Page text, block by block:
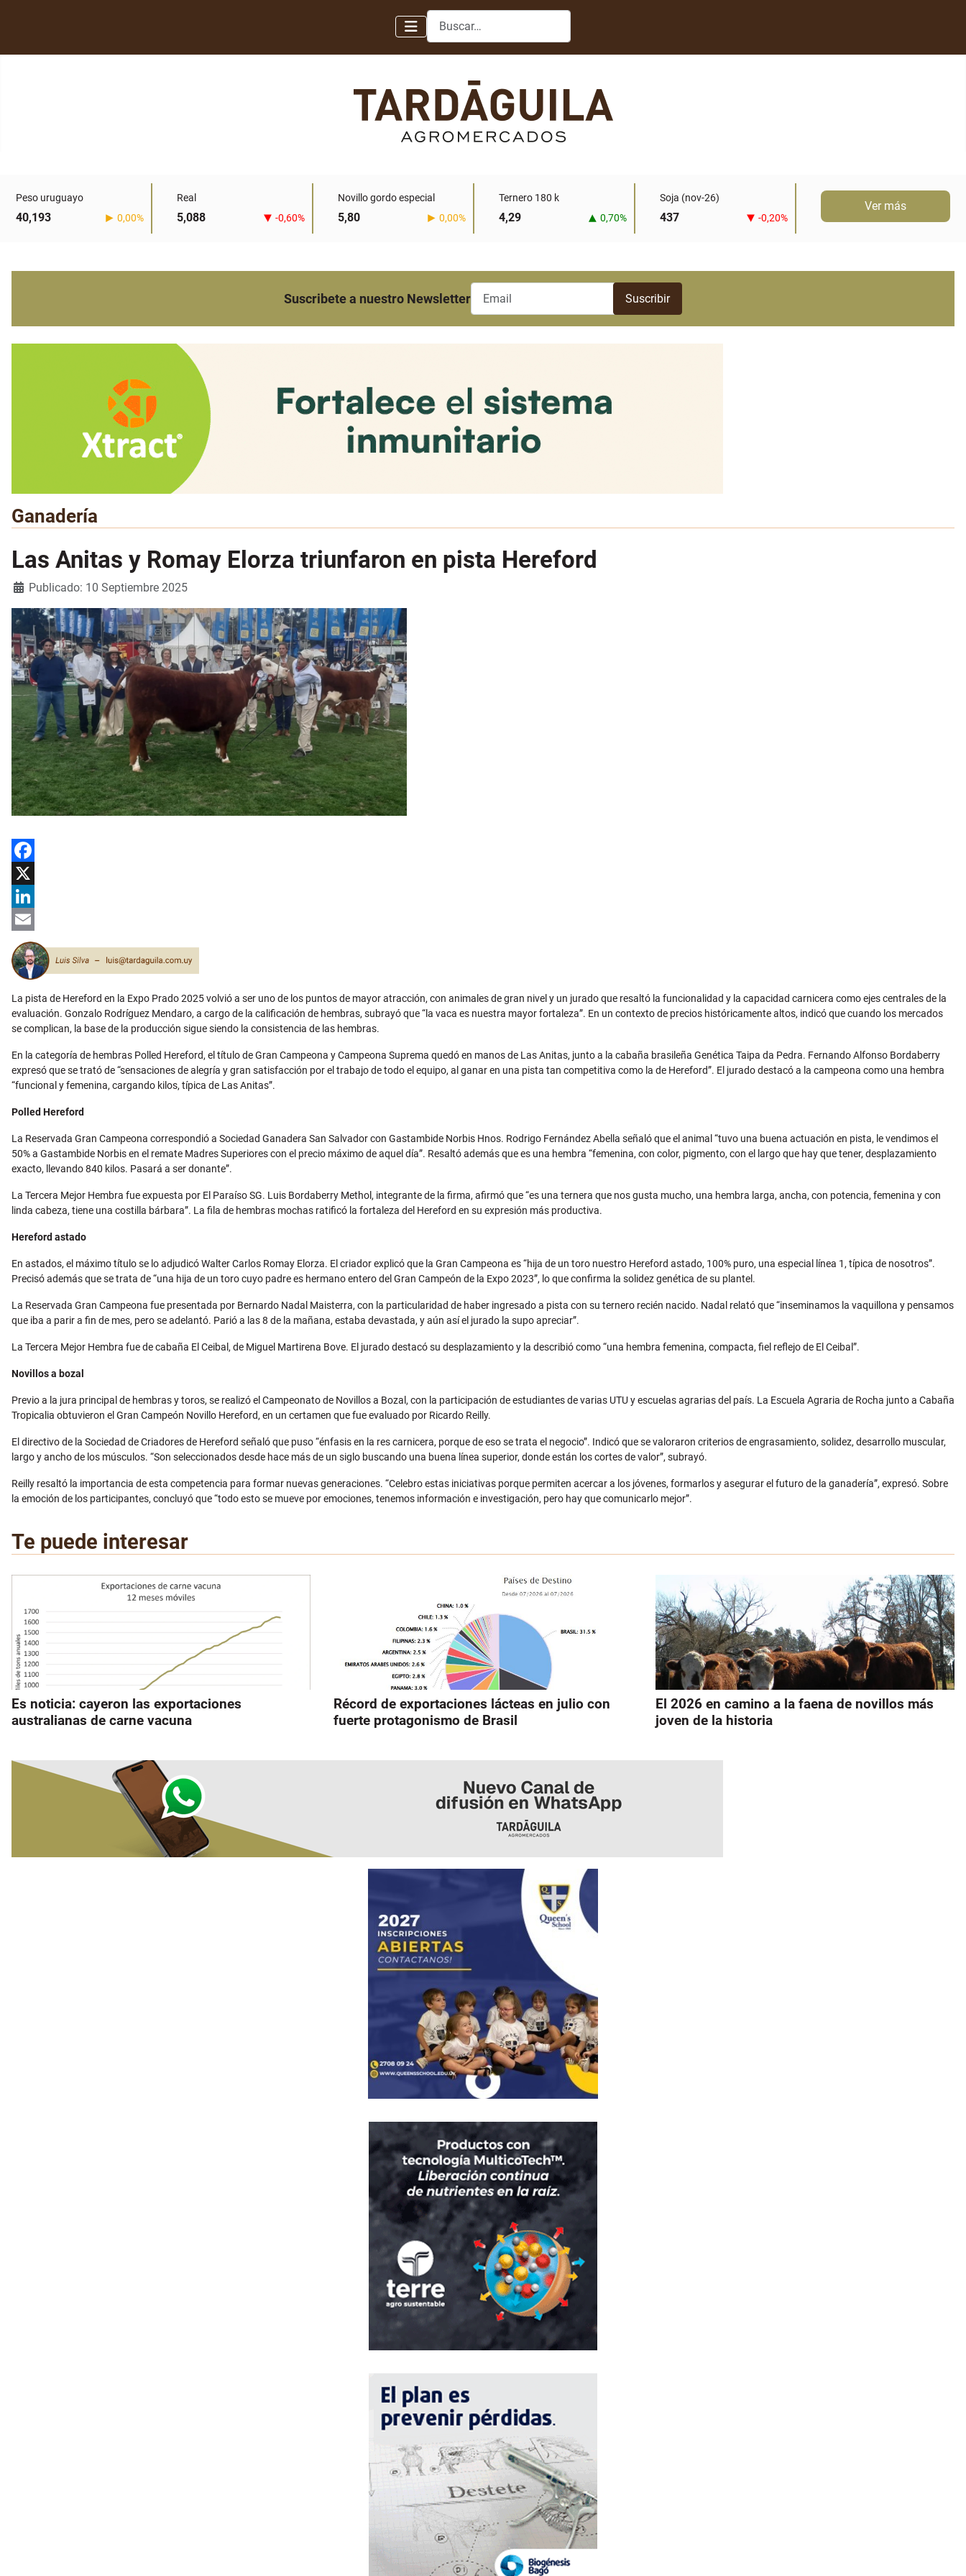
Buscar
Peso uruguayo
40,193 0,00%
Real
5,088 -0,60%
Novillo gordo especial
5,80 0,00%
Ternero 180 k
4,29 0,70%
Soja (nov-26)
437 -0,20%
Ver más
Suscribete a nuestro Newsletter
Ganadería
Las Anitas y Romay Elorza triunfaron en pista Hereford
Detalles
Publicado: 10 Septiembre 2025
Facebook
X
LinkedIn
Email
La pista de Hereford en la Expo Prado 2025 volvió a ser uno de los puntos de mayor atracción, con animales de gran nivel y un jurado que resaltó la funcionalidad y la capacidad carnicera como ejes centrales de la
evaluación. Gonzalo Rodríguez Mendaro, a cargo de la calificación de hembras, subrayó que “la vaca es nuestra mayor fortaleza”. En un contexto de precios históricamente altos, indicó que cuando los mercados
se complican, la base de la producción sigue siendo la consistencia de las hembras.
En la categoría de hembras Polled Hereford, el título de Gran Campeona y Campeona Suprema quedó en manos de Las Anitas, junto a la cabaña brasileña Genética Taipa da Pedra. Fernando Alfonso Bordaberry
expresó que se trató de “sensaciones de alegría y gran satisfacción por el trabajo de todo el equipo, al ganar en una pista tan competitiva como la de Hereford”. El jurado destacó a la campeona como una hembra
“funcional y femenina, cargando kilos, típica de Las Anitas”.
Polled Hereford
La Reservada Gran Campeona correspondió a Sociedad Ganadera San Salvador con Gastambide Norbis Hnos. Rodrigo Fernández Abella señaló que el animal “tuvo una buena actuación en pista, le vendimos el
50% a Gastambide Norbis en el remate Madres Superiores con el precio máximo de aquel día”. Resaltó además que es una hembra “femenina, con color, pigmento, con el largo que hay que tener, desplazamiento
exacto, llevando 840 kilos. Pasará a ser donante”.
La Tercera Mejor Hembra fue expuesta por El Paraíso SG. Luis Bordaberry Methol, integrante de la firma, afirmó que “es una ternera que nos gusta mucho, una hembra larga, ancha, con potencia, femenina y con
linda cabeza, tiene una costilla bárbara”. La fila de hembras mochas ratificó la fortaleza del Hereford en su expresión más productiva.
Hereford astado
En astados, el máximo título se lo adjudicó Walter Carlos Romay Elorza. El criador explicó que la Gran Campeona es “hija de un toro nuestro Hereford astado, 100% puro, una especial línea 1, típica de nosotros”.
Precisó además que se trata de “una hija de un toro cuyo padre es hermano entero del Gran Campeón de la Expo 2023”, lo que confirma la solidez genética de su plantel.
La Reservada Gran Campeona fue presentada por Bernardo Nadal Maisterra, con la particularidad de haber ingresado a pista con su ternero recién nacido. Nadal relató que “inseminamos la vaquillona y pensamos
que iba a parir a fin de mes, pero se adelantó. Parió a las 8 de la mañana, estaba devastada, y aún así el jurado la supo apreciar”.
La Tercera Mejor Hembra fue de cabaña El Ceibal, de Miguel Martirena Bove. El jurado destacó su desplazamiento y la describió como “una hembra femenina, compacta, fiel reflejo de El Ceibal”.
Novillos a bozal
Previo a la jura principal de hembras y toros, se realizó el Campeonato de Novillos a Bozal, con la participación de estudiantes de varias UTU y escuelas agrarias del país. La Escuela Agraria de Rocha junto a Cabaña
Tropicalia obtuvieron el Gran Campeón Novillo Hereford, en un certamen que fue evaluado por Ricardo Reilly.
El directivo de la Sociedad de Criadores de Hereford señaló que puso “énfasis en la res carnicera, porque de eso se trata el negocio”. Indicó que se valoraron criterios de engrasamiento, solidez, desarrollo muscular,
largo y ancho de los músculos. “Son seleccionados desde hace más de un siglo buscando una buena línea superior, donde están los cortes de valor”, subrayó.
Reilly resaltó la importancia de esta competencia para formar nuevas generaciones. “Celebro estas iniciativas porque permiten acercar a los jóvenes, formarlos y asegurar el futuro de la ganadería”, expresó. Sobre
la emoción de los participantes, concluyó que “todo esto se mueve por emociones, tenemos información e investigación, pero hay que comunicarlo mejor”.
Te puede interesar
Es noticia: cayeron las exportaciones
australianas de carne vacuna
Récord de exportaciones lácteas en julio con
fuerte protagonismo de Brasil
El 2026 en camino a la faena de novillos más
joven de la historia